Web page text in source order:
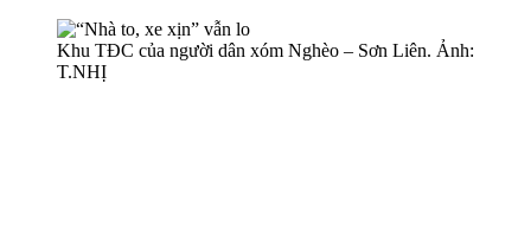
Khu TĐC của người dân xóm Nghèo – Sơn Liên. Ảnh:
T.NHỊ